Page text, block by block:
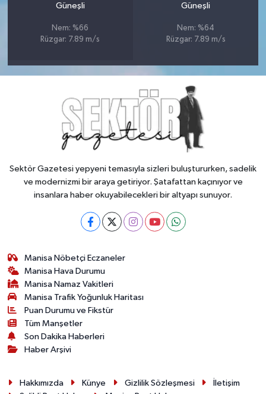
Güneşli
Nem: %66
Rüzgar: 7.89 m/s
Güneşli
Nem: %64
Rüzgar: 7.89 m/s
Sektör Gazetesi yepyeni temasıyla sizleri buluştururken, sadelik
ve modernizmi bir araya getiriyor. Şatafattan kaçınıyor ve
insanlara haber okuyabilecekleri bir altyapı sunuyor.
Manisa Nöbetçi Eczaneler
Manisa Hava Durumu
Manisa Namaz Vakitleri
Manisa Trafik Yoğunluk Haritası
Puan Durumu ve Fikstür
Tüm Manşetler
Son Dakika Haberleri
Haber Arşivi
Hakkımızda Künye Gizlilik Sözleşmesi
İletişim